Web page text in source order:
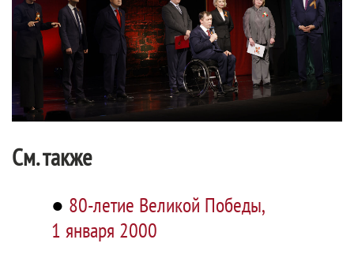
См. также
● 80-летие Великой Победы,
1 января 2000